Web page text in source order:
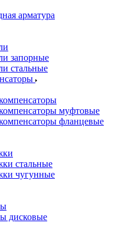
арматура
запорные
стальные
муфтовые
фланцевые
стальные
чугунные
дисковые